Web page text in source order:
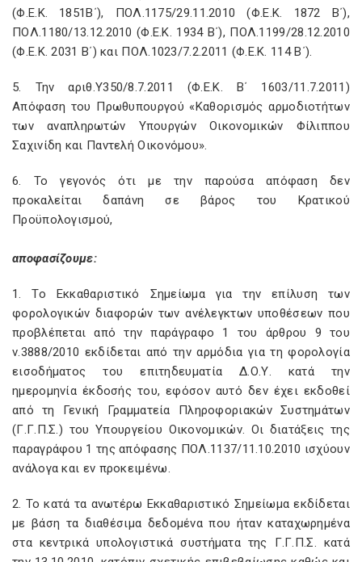
(Φ.Ε.Κ. 1851Β΄), ΠΟΛ.1175/29.11.2010 (Φ.Ε.Κ. 1872 Β΄),
ΠΟΛ.1180/13.12.2010 (Φ.Ε.Κ. 1934 Β΄), ΠΟΛ.1199/28.12.2010
(Φ.Ε.Κ. 2031 Β΄) και ΠΟΛ.1023/7.2.2011 (Φ.Ε.Κ. 114 Β΄).
5. Την αριθ.Υ350/8.7.2011 (Φ.Ε.Κ. Β΄ 1603/11.7.2011)
Απόφαση του Πρωθυπουργού «Καθορισμός αρμοδιοτήτων
των αναπληρωτών Υπουργών Οικονομικών Φίλιππου
Σαχινίδη και Παντελή Οικονόμου».
6. Το γεγονός ότι με την παρούσα απόφαση δεν
προκαλείται δαπάνη σε βάρος του Κρατικού
Προϋπολογισμού,
αποφασίζουμε:
1. Το Εκκαθαριστικό Σημείωμα για την επίλυση των
φορολογικών διαφορών των ανέλεγκτων υποθέσεων που
προβλέπεται από την παράγραφο 1 του άρθρου 9 του
ν.3888/2010 εκδίδεται από την αρμόδια για τη φορολογία
εισοδήματος του επιτηδευματία Δ.Ο.Υ. κατά την
ημερομηνία έκδοσής του, εφόσον αυτό δεν έχει εκδοθεί
από τη Γενική Γραμματεία Πληροφοριακών Συστημάτων
(Γ.Γ.Π.Σ.) του Υπουργείου Οικονομικών. Οι διατάξεις της
παραγράφου 1 της απόφασης ΠΟΛ.1137/11.10.2010 ισχύουν
ανάλογα και εν προκειμένω.
2. Το κατά τα ανωτέρω Εκκαθαριστικό Σημείωμα εκδίδεται
με βάση τα διαθέσιμα δεδομένα που ήταν καταχωρημένα
στα κεντρικά υπολογιστικά συστήματα της Γ.Γ.Π.Σ. κατά